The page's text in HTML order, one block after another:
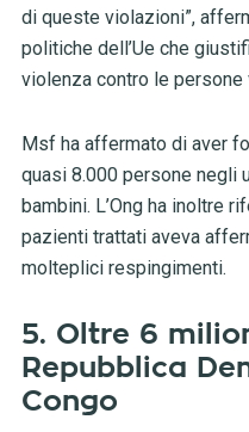
di queste violazioni”,
politiche dell’Ue che
violenza contro le persone
Msf ha affermato di aver
quasi 8.000 persone negli
bambini. L’Ong ha inoltre
pazienti trattati aveva
molteplici respingimenti.
5. Oltre 6
Repubblica
Congo